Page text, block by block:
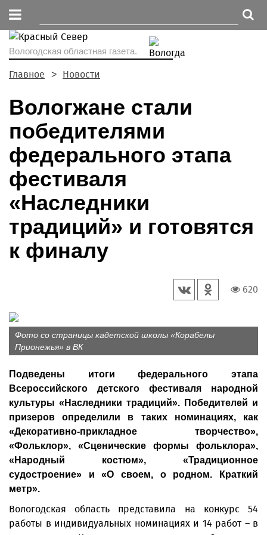
Вологодская областная газета.
Главное Новости
Вологжане стали
победителями
федерального этапа
фестиваля
«Наследники
традиций» и готовятся
к финалу
620
Фото со страницы кадетской школы «Корабелы
Прионежья» в ВК
Подведены итоги федерального этапа
Всероссийского детского фестиваля народной
культуры «Наследники традиций». Победителей и
призеров определили в таких номинациях, как
«Декоративно-прикладное творчество»,
«Фольклор», «Сценические формы фольклора»,
«Народный костюм», «Традиционное
судостроение» и «О своем, о родном. Краткий
метр».
Вологодская область представила на конкурс 54
работы в индивидуальных номинациях и 14 работ – в